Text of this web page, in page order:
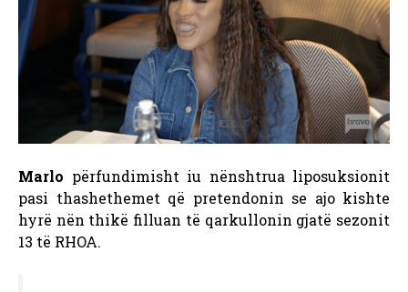
Marlo përfundimisht iu nënshtrua liposuksionit
pasi thashethemet që pretendonin se ajo kishte
hyrë nën thikë filluan të qarkullonin gjatë sezonit
13 të RHOA.